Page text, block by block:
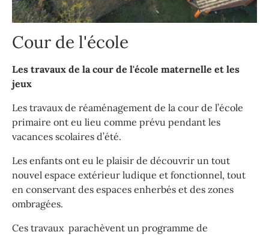
Cour de l'école
Les travaux de la cour de l'école maternelle et les
jeux
Les travaux de réaménagement de la cour de l’école
primaire ont eu lieu comme prévu pendant les
vacances scolaires d’été.
Les enfants ont eu le plaisir de découvrir un tout
nouvel espace extérieur ludique et fonctionnel, tout
en conservant des espaces enherbés et des zones
ombragées.
Ces travaux parachèvent un programme de